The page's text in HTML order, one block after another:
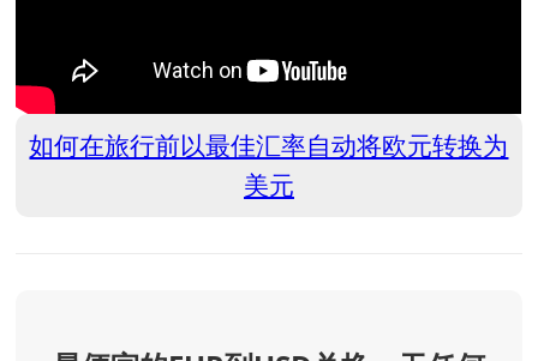
如何在旅行前以最佳汇率自动将欧元转换为
美元